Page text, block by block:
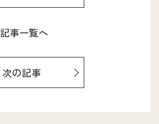
記事一覧へ
次の記事